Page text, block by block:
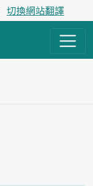
切換網站翻譯